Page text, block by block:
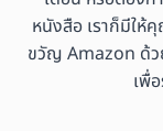
หนังสือ เราก็มีใ
ขวัญ Amazon ด้ว
เพื่